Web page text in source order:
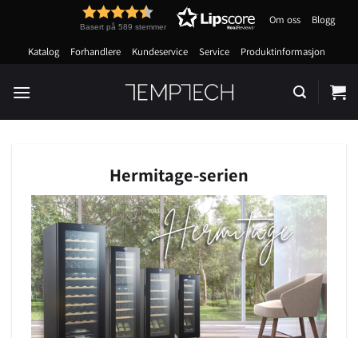
content
Basert på 589 stemmer
Om oss Blogg
Katalog Forhandlere Kundeservice Service Produktinformasjon
Hermitage-serien